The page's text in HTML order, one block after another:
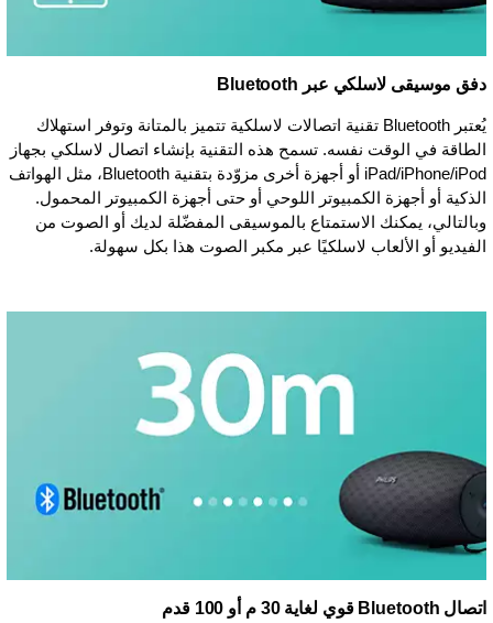
دفق موسيقى لاسلكي عبر Bluetooth
يُعتبر Bluetooth تقنية اتصالات لاسلكية تتميز بالمتانة وتوفر استهلاك
الطاقة في الوقت نفسه. تسمح هذه التقنية بإنشاء اتصال لاسلكي بجهاز
iPod‏/iPhone‏/iPad أو أجهزة أخرى مزوّدة بتقنية Bluetooth، مثل الهواتف
الذكية أو أجهزة الكمبيوتر اللوحي أو حتى أجهزة الكمبيوتر المحمول.
وبالتالي، يمكنك الاستمتاع بالموسيقى المفضّلة لديك أو الصوت من
الفيديو أو الألعاب لاسلكيًا عبر مكبر الصوت هذا بكل سهولة.
اتصال Bluetooth قوي لغاية 30 م أو 100 قدم